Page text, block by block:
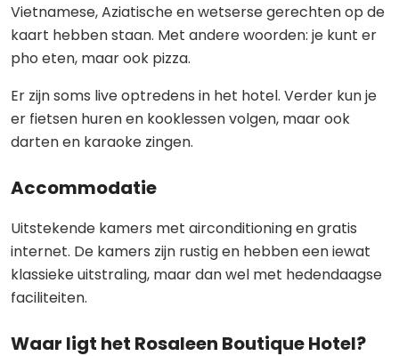
Vietnamese, Aziatische en wetserse gerechten op de
kaart hebben staan. Met andere woorden: je kunt er
pho eten, maar ook pizza.
Er zijn soms live optredens in het hotel. Verder kun je
er fietsen huren en kooklessen volgen, maar ook
darten en karaoke zingen.
Accommodatie
Uitstekende kamers met airconditioning en gratis
internet. De kamers zijn rustig en hebben een iewat
klassieke uitstraling, maar dan wel met hedendaagse
faciliteiten.
Waar ligt het Rosaleen Boutique Hotel?